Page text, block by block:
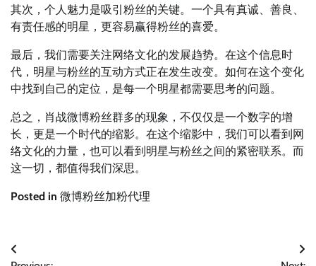
其次，个人魅力是吸引粉丝的关键。一个具有真诚、善良、
有责任感的明星，更容易赢得粉丝的喜爱。
最后，我们需要关注网络文化的发展趋势。在这个信息时
代，明星与粉丝的互动方式正在发生改变。如何在这个变化
中找到自己的定位，是每一个明星都需要思考的问题。
总之，肖战微博粉丝群多的现象，不仅仅是一个数字的增
长，更是一个时代的缩影。在这个缩影中，我们可以看到网
络文化的力量，也可以看到明星与粉丝之间的紧密联系。而
这一切，都值得我们深思。
Posted in 微博粉丝加粉代理
文